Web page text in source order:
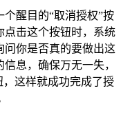
醒目的“取消授权”按
点击这个按钮时，系统
问你是否真的要做出这
息，确保万无一失，
，这样就成功完成了授